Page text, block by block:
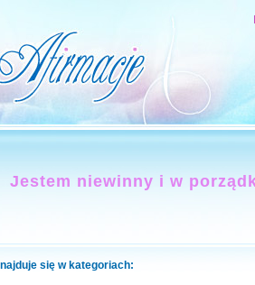
Jestem niewinny i w
się w kategoriach: